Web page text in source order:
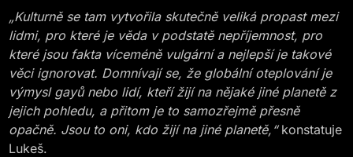
„Kulturně se tam vytvořila skutečně veliká propast mezi
lidmi, pro které je věda v podstatě nepříjemnost, pro
které jsou fakta víceméně vulgární a nejlepší je takové
věci ignorovat. Domnívají se, že globální oteplování je
výmysl gayů nebo lidí, kteří žijí na nějaké jiné planetě z
jejich pohledu, a přitom je to samozřejmě přesně
opačně. Jsou to oni, kdo žijí na jiné planetě,“konstatuje
Lukeš.